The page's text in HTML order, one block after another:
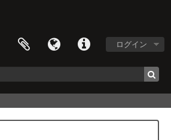
ログイン